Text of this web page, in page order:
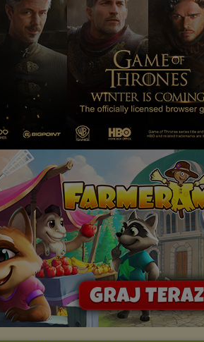
temat znajdziesz pod adresem